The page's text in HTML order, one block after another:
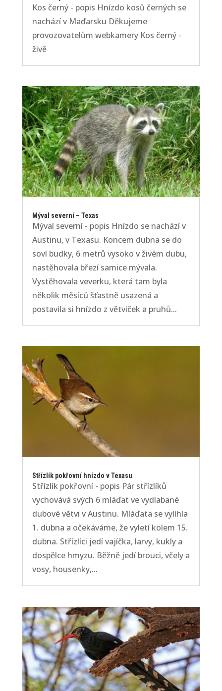
Kos černý - popis Hnízdo kosů černých se
nachází v Maďarsku Děkujeme
provozovatelům webkamery Kos černý -
živě
Mýval severní – Texas
Mýval severní - popis Hnízdo se nachází v
Austinu, v Texasu. Koncem dubna se do
soví budky, 6 metrů vysoko v živém dubu,
nastěhovala březí samice mývala.
Vystěhovala veverku, která tam byla
několik měsíců šťastně usazená a
postavila si hnízdo z větviček a pruhů...
Střízlík pokřovní hnízdo v Texasu
Střízlík pokřovní - popis Pár střízlíků
vychovává svých 6 mláďat ve vydlabané
dubové větvi v Austinu. Mláďata se vylíhla
1. dubna a očekáváme, že vyletí kolem 15.
dubna. Střízlíci jedí vajíčka, larvy, kukly a
dospělce hmyzu. Běžně jedí brouci, včely a
vosy, housenky,...